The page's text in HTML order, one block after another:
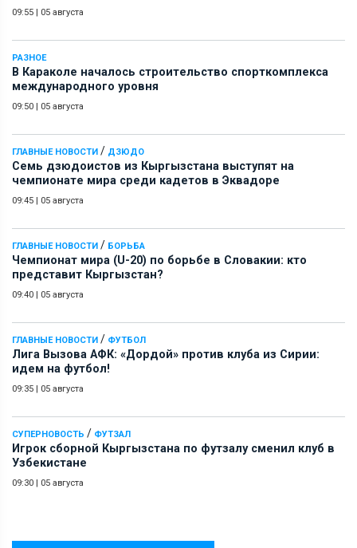
09:55 | 05 августа
РАЗНОЕ
В Караколе началось строительство спорткомплекса
международного уровня
09:50 | 05 августа
ГЛАВНЫЕ НОВОСТИ / ДЗЮДО
Семь дзюдоистов из Кыргызстана выступят на
чемпионате мира среди кадетов в Эквадоре
09:45 | 05 августа
ГЛАВНЫЕ НОВОСТИ / БОРЬБА
Чемпионат мира (U-20) по борьбе в Словакии: кто
представит Кыргызстан?
09:40 | 05 августа
ГЛАВНЫЕ НОВОСТИ / ФУТБОЛ
Лига Вызова АФК: «Дордой» против клуба из Сирии:
идем на футбол!
09:35 | 05 августа
СУПЕРНОВОСТЬ / ФУТЗАЛ
Игрок сборной Кыргызстана по футзалу сменил клуб в
Узбекистане
09:30 | 05 августа